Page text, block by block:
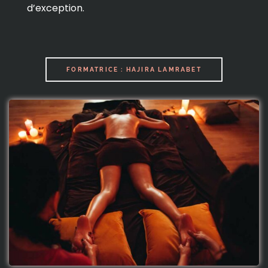
d’exception.
FORMATRICE : HAJIRA LAMRABET